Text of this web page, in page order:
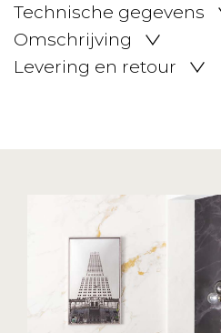
Technische gegevens
Omschrijving
Levering en retour